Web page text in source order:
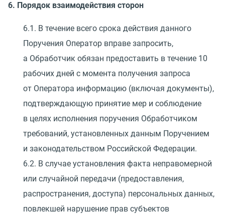
6. Порядок взаимодействия сторон
6.1. В течение всего срока действия данного
Поручения Оператор вправе запросить,
а Обработчик обязан предоставить в течение 10
рабочих дней с момента получения запроса
от Оператора информацию (включая документы),
подтверждающую принятие мер и соблюдение
в целях исполнения поручения Обработчиком
требований, установленных данным Поручением
и законодательством Российской Федерации.
6.2. В случае установления факта неправомерной
или случайной передачи (предоставления,
распространения, доступа) персональных данных,
повлекшей нарушение прав субъектов